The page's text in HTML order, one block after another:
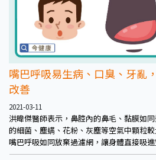
嘴巴呼吸易生病、口臭、牙亂
改善
2021-03-11
洪暐傑醫師表示，鼻腔內的鼻毛、黏膜如
的細菌、塵螨、花粉、灰塵等空氣中顆粒
嘴巴呼吸如同放棄過濾網，讓身體直接吸
質，也就容易讓身體過敏甚至加劇，也容